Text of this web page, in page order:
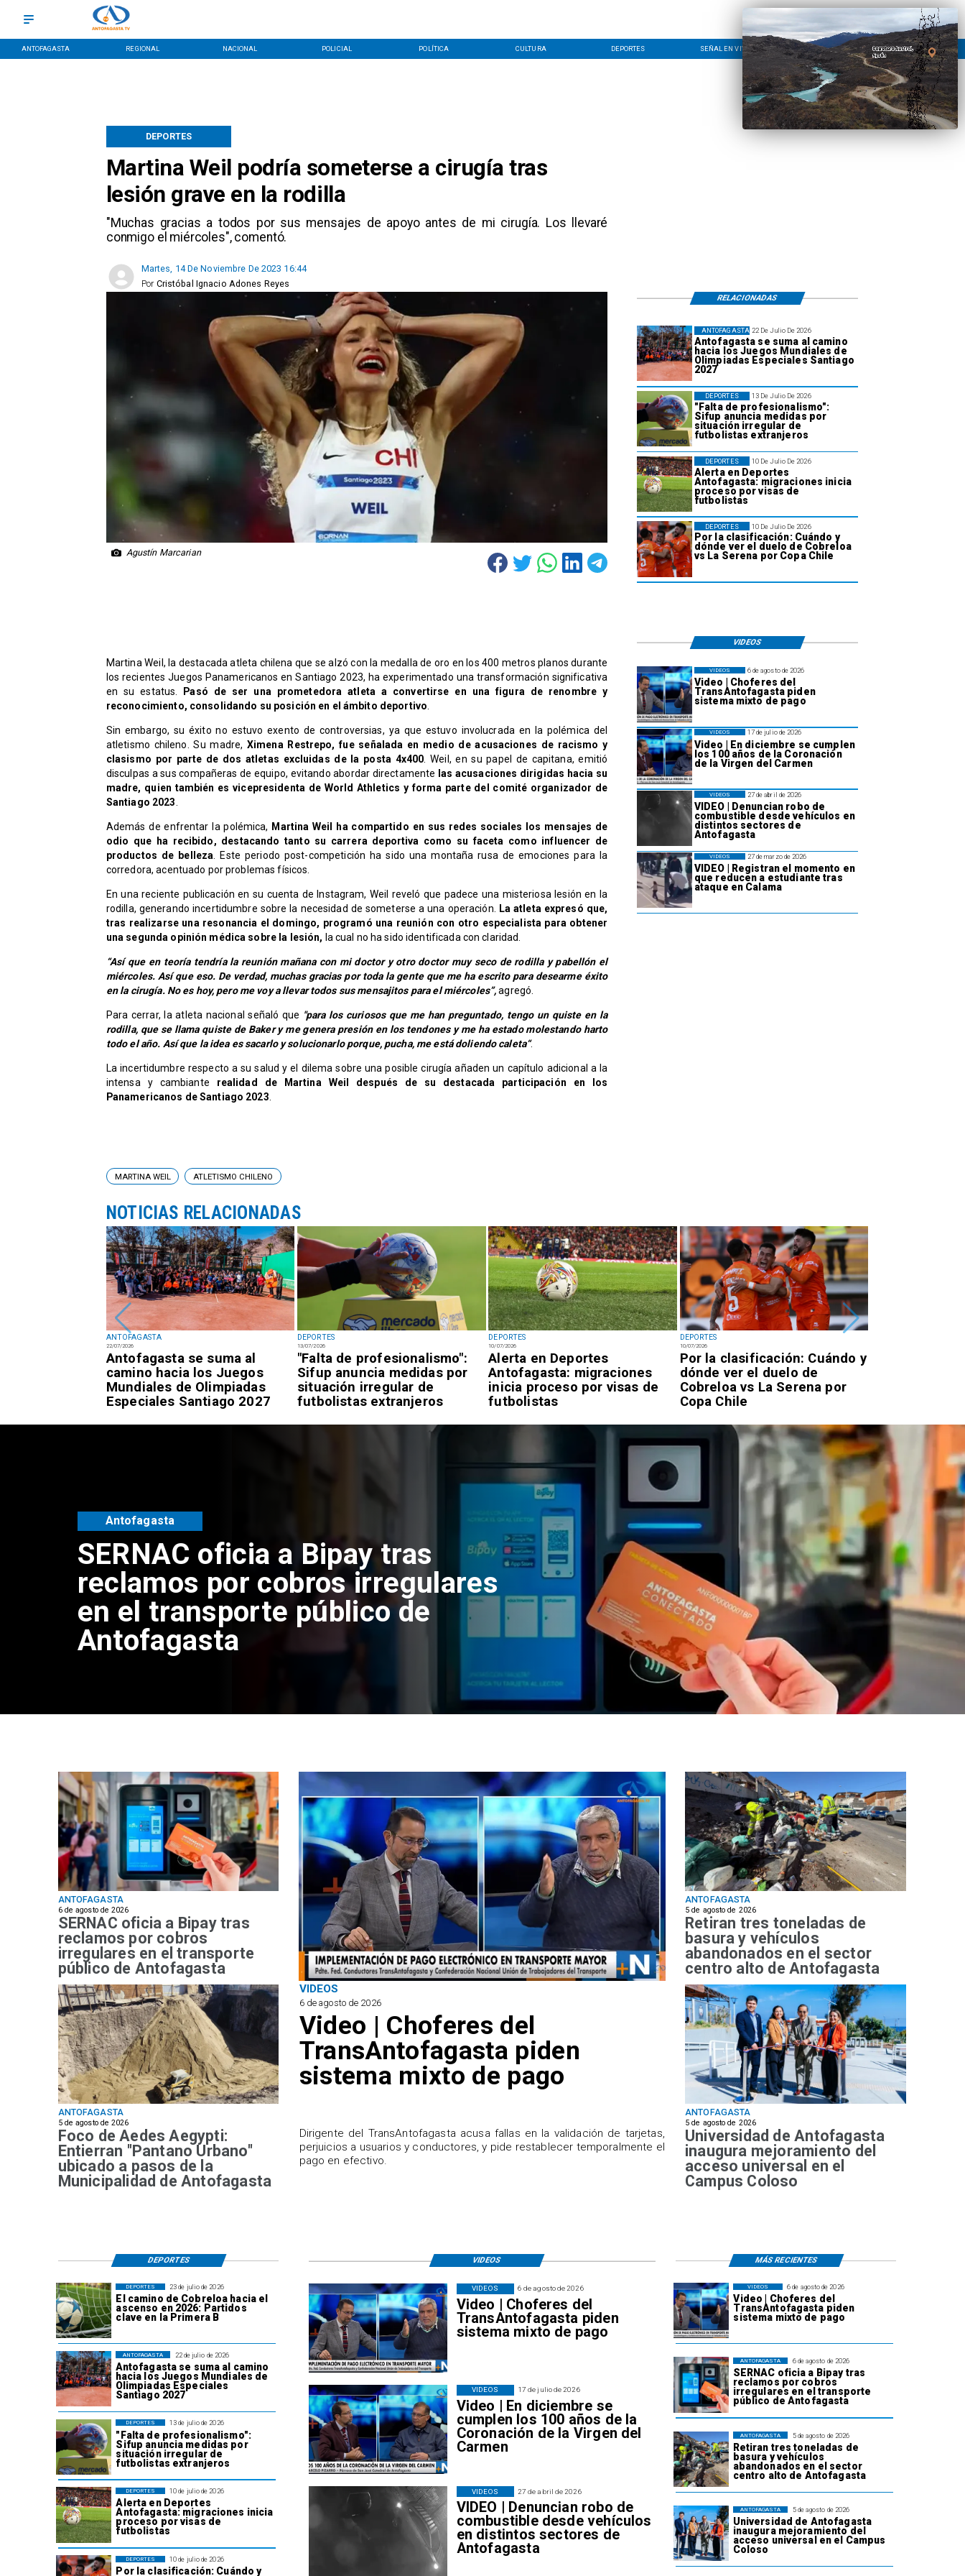
ANTOFAGASTA REGIONAL NACIONAL POLICIAL POLÍTICA CULTURA DEPORTES SEÑAL EN VIVO CONTACTO LÍNEA EDITORIAL
Martina Weil podría someterse a cirugía tras
lesión grave en la rodilla
"Muchas gracias a todos por sus mensajes de apoyo antes de mi cirugía. Los llevaré
conmigo el miércoles", comentó.
DEPORTES
Martes, 14 De Noviembre De 2023 16:44
Cristóbal Ignacio Adones Reyes
Por
Agustín Marcarian
22 De Julio De 2026
Antofagasta se suma al camino
hacia los Juegos Mundiales de
Olimpiadas Especiales Santiago
2027
ANTOFAGASTA
13 De Julio De 2026
"Falta de profesionalismo":
Sifup anuncia medidas por
situación irregular de
futbolistas extranjeros
DEPORTES
10 De Julio De 2026
Alerta en Deportes
Antofagasta: migraciones inicia
proceso por visas de
futbolistas
DEPORTES
10 De Julio De 2026
Por la clasificación: Cuándo y
dónde ver el duelo de Cobreloa
vs La Serena por Copa Chile
DEPORTES
RELACIONADAS
Martina Weil, la destacada atleta chilena que se alzó con la medalla de oro en los 400 metros planos durante
los recientes Juegos Panamericanos en Santiago 2023, ha experimentado una transformación significativa
en su estatus.
Pasó de ser una prometedora atleta a convertirse en una figura de renombre y
reconocimiento, consolidando su posición en el ámbito deportivo.
Sin embargo, su éxito no estuvo exento de controversias, ya que estuvo involucrada en la polémica del
atletismo chileno. Su madre, Ximena Restrepo, fue señalada en medio de acusaciones de racismo y
clasismo por parte de dos atletas excluidas de la posta 4x400. Weil, en su papel de capitana, emitió
disculpas a sus compañeras de equipo, evitando abordar directamente las acusaciones dirigidas hacia su
madre, quien también es vicepresidenta de World Athletics y forma parte del comité organizador de
Santiago 2023.
Además de enfrentar la polémica, Martina Weil ha compartido en sus redes sociales los mensajes de
odio que ha recibido, destacando tanto su carrera deportiva como su faceta como influencer de
productos de belleza. Este periodo post-competición ha sido una montaña rusa de emociones para la
corredora, acentuado por problemas físicos.
En una reciente publicación en su cuenta de Instagram, Weil reveló que padece una misteriosa lesión en la
rodilla, generando incertidumbre sobre la necesidad de someterse a una operación.
La atleta expresó que,
tras realizarse una resonancia el domingo, programó una reunión con otro especialista para obtener
una segunda opinión médica sobre la lesión, la cual no ha sido identificada con claridad.
“Así que en teoría tendría la reunión mañana con mi doctor y otro doctor muy seco de rodilla y pabellón el
miércoles. Así que eso. De verdad, muchas gracias por toda la gente que me ha escrito para desearme éxito
en la cirugía. No es hoy, pero me voy a llevar todos sus mensajitos para el miércoles”,agregó.
Para cerrar, la atleta nacional señaló que "para los curiosos que me han preguntado, tengo un quiste en la
rodilla, que se llama quiste de Baker y me genera presión en los tendones y me ha estado molestando harto
todo el año. Así que la idea es sacarlo y solucionarlo porque, pucha, me está doliendo caleta“.
La incertidumbre respecto a su salud y el dilema sobre una posible cirugía añaden un capítulo adicional a la
intensa y cambiante realidad de Martina Weil después de su destacada participación en los
Panamericanos de Santiago 2023
VIDEOS
6 de agosto de 2026
Video | Choferes del
TransAntofagasta piden
sistema mixto de pago
VIDEOS
17 de julio de 2026
Video | En diciembre se cumplen
los 100 años de la Coronación
de la Virgen del Carmen
VIDEOS
27 de abril de 2026
VIDEO | Denuncian robo de
combustible desde vehículos en
distintos sectores de
Antofagasta
VIDEOS
27 de marzo de 2026
VIDEO | Registran el momento en
que reducen a estudiante tras
ataque en Calama
VIDEOS
ANTOFAGASTA
22/07/2026
Antofagasta se suma al
camino hacia los Juegos
Mundiales de Olimpiadas
Especiales Santiago 2027
DEPORTES
13/07/2026
"Falta de profesionalismo":
Sifup anuncia medidas por
situación irregular de
futbolistas extranjeros
DEPORTES
10/07/2026
Alerta en Deportes
Antofagasta: migraciones
inicia proceso por visas de
futbolistas
DEPORTES
10/07/2026
Por la clasificación: Cuándo y
dónde ver el duelo de
Cobreloa vs La Serena por
Copa Chile
MARTINA WEIL ATLETISMO CHILENO
NOTICIAS RELACIONADAS
SERNAC oficia a Bipay tras
reclamos por cobros irregulares
en el transporte público de
Antofagasta
Antofagasta
ANTOFAGASTA
6 de agosto de 2026
SERNAC oficia a Bipay tras
reclamos por cobros
irregulares en el transporte
público de Antofagasta
VIDEOS
6 de agosto de 2026
Video | Choferes del
TransAntofagasta piden
sistema mixto de pago
​Dirigente del TransAntofagasta acusa fallas en la validación de tarjetas,
perjuicios a usuarios y conductores, y pide restablecer temporalmente el
pago en efectivo.
ANTOFAGASTA
5 de agosto de 2026
Foco de Aedes Aegypti:
Entierran "Pantano Urbano"
ubicado a pasos de la
Municipalidad de Antofagasta
ANTOFAGASTA
5 de agosto de 2026
Retiran tres toneladas de
basura y vehículos
abandonados en el sector
centro alto de Antofagasta
ANTOFAGASTA
5 de agosto de 2026
Universidad de Antofagasta
inaugura mejoramiento del
acceso universal en el
Campus Coloso
6 de agosto de 2026
Video | Choferes del
TransAntofagasta piden
sistema mixto de pago
VIDEOS
6 de agosto de 2026
SERNAC oficia a Bipay tras
reclamos por cobros
irregulares en el transporte
público de Antofagasta
ANTOFAGASTA
5 de agosto de 2026
Retiran tres toneladas de
basura y vehículos
abandonados en el sector
centro alto de Antofagasta
ANTOFAGASTA
5 de agosto de 2026
Universidad de Antofagasta
inaugura mejoramiento del
acceso universal en el Campus
Coloso
ANTOFAGASTA
23 de julio de 2026
El camino de Cobreloa hacia el
ascenso en 2026: Partidos
clave en la Primera B
DEPORTES
22 de julio de 2026
Antofagasta se suma al camino
hacia los Juegos Mundiales de
Olimpiadas Especiales
Santiago 2027
ANTOFAGASTA
13 de julio de 2026
"Falta de profesionalismo":
Sifup anuncia medidas por
situación irregular de
futbolistas extranjeros
DEPORTES
10 de julio de 2026
Alerta en Deportes
Antofagasta: migraciones inicia
proceso por visas de
futbolistas
DEPORTES
10 de julio de 2026
Por la clasificación: Cuándo y
DEPORTES
6 de agosto de 2026
Video | Choferes del
TransAntofagasta piden
sistema mixto de pago
VIDEOS
17 de julio de 2026
Video | En diciembre se
cumplen los 100 años de la
Coronación de la Virgen del
Carmen
VIDEOS
27 de abril de 2026
VIDEO | Denuncian robo de
combustible desde vehículos
en distintos sectores de
Antofagasta
VIDEOS
VIDEOS
DEPORTES MÁS RECIENTES